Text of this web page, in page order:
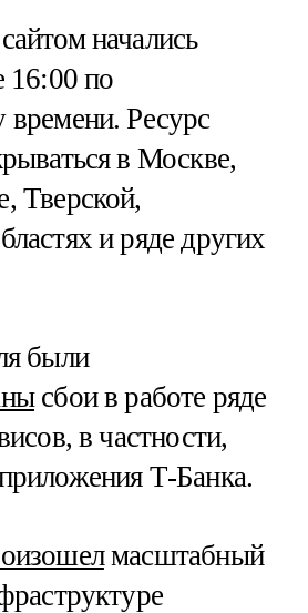
начались
16:00 по
времени. Ресурс
в Москве,
Тверской,
и ряде других
были
сбои в работе ряде
в частности,
Т-Банка.
масштабный